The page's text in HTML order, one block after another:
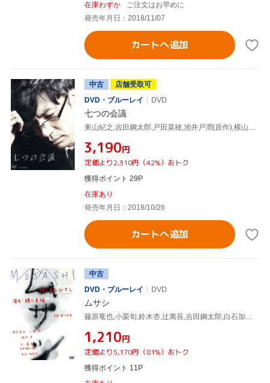
在庫わずか
ご注文はお早めに
発売年月日：2018/11/07
カートへ追加
中古
店舗受取可
DVD・ブルーレイ
DVD
七つの会議
東山紀之,吉田鋼太郎,戸田菜穂,池井戸潤(原作),横山克(音楽)
¥3,190円
定価より2,310円（42%）おトク
獲得ポイント 29P
在庫あり
発売年月日：2018/10/26
カートへ追加
中古
DVD・ブルーレイ
DVD
ムサシ
藤原竜也,小栗旬,鈴木杏,辻萬長,吉田鋼太郎,白石加代子,宮川彬良(音楽)
¥1,210円
定価より5,170円（81%）おトク
獲得ポイント 11P